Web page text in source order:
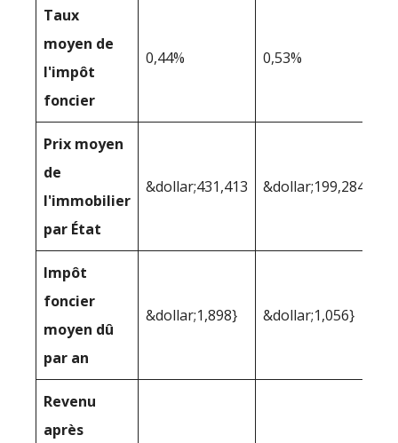
Taux
moyen de
l'impôt
foncier
0,44% 0,53%
Prix moyen
de
l'immobilier
par État
&dollar;431,413 &dollar;199,284
Impôt
foncier
moyen dû
par an
&dollar;1,898} &dollar;1,056}
Revenu
après